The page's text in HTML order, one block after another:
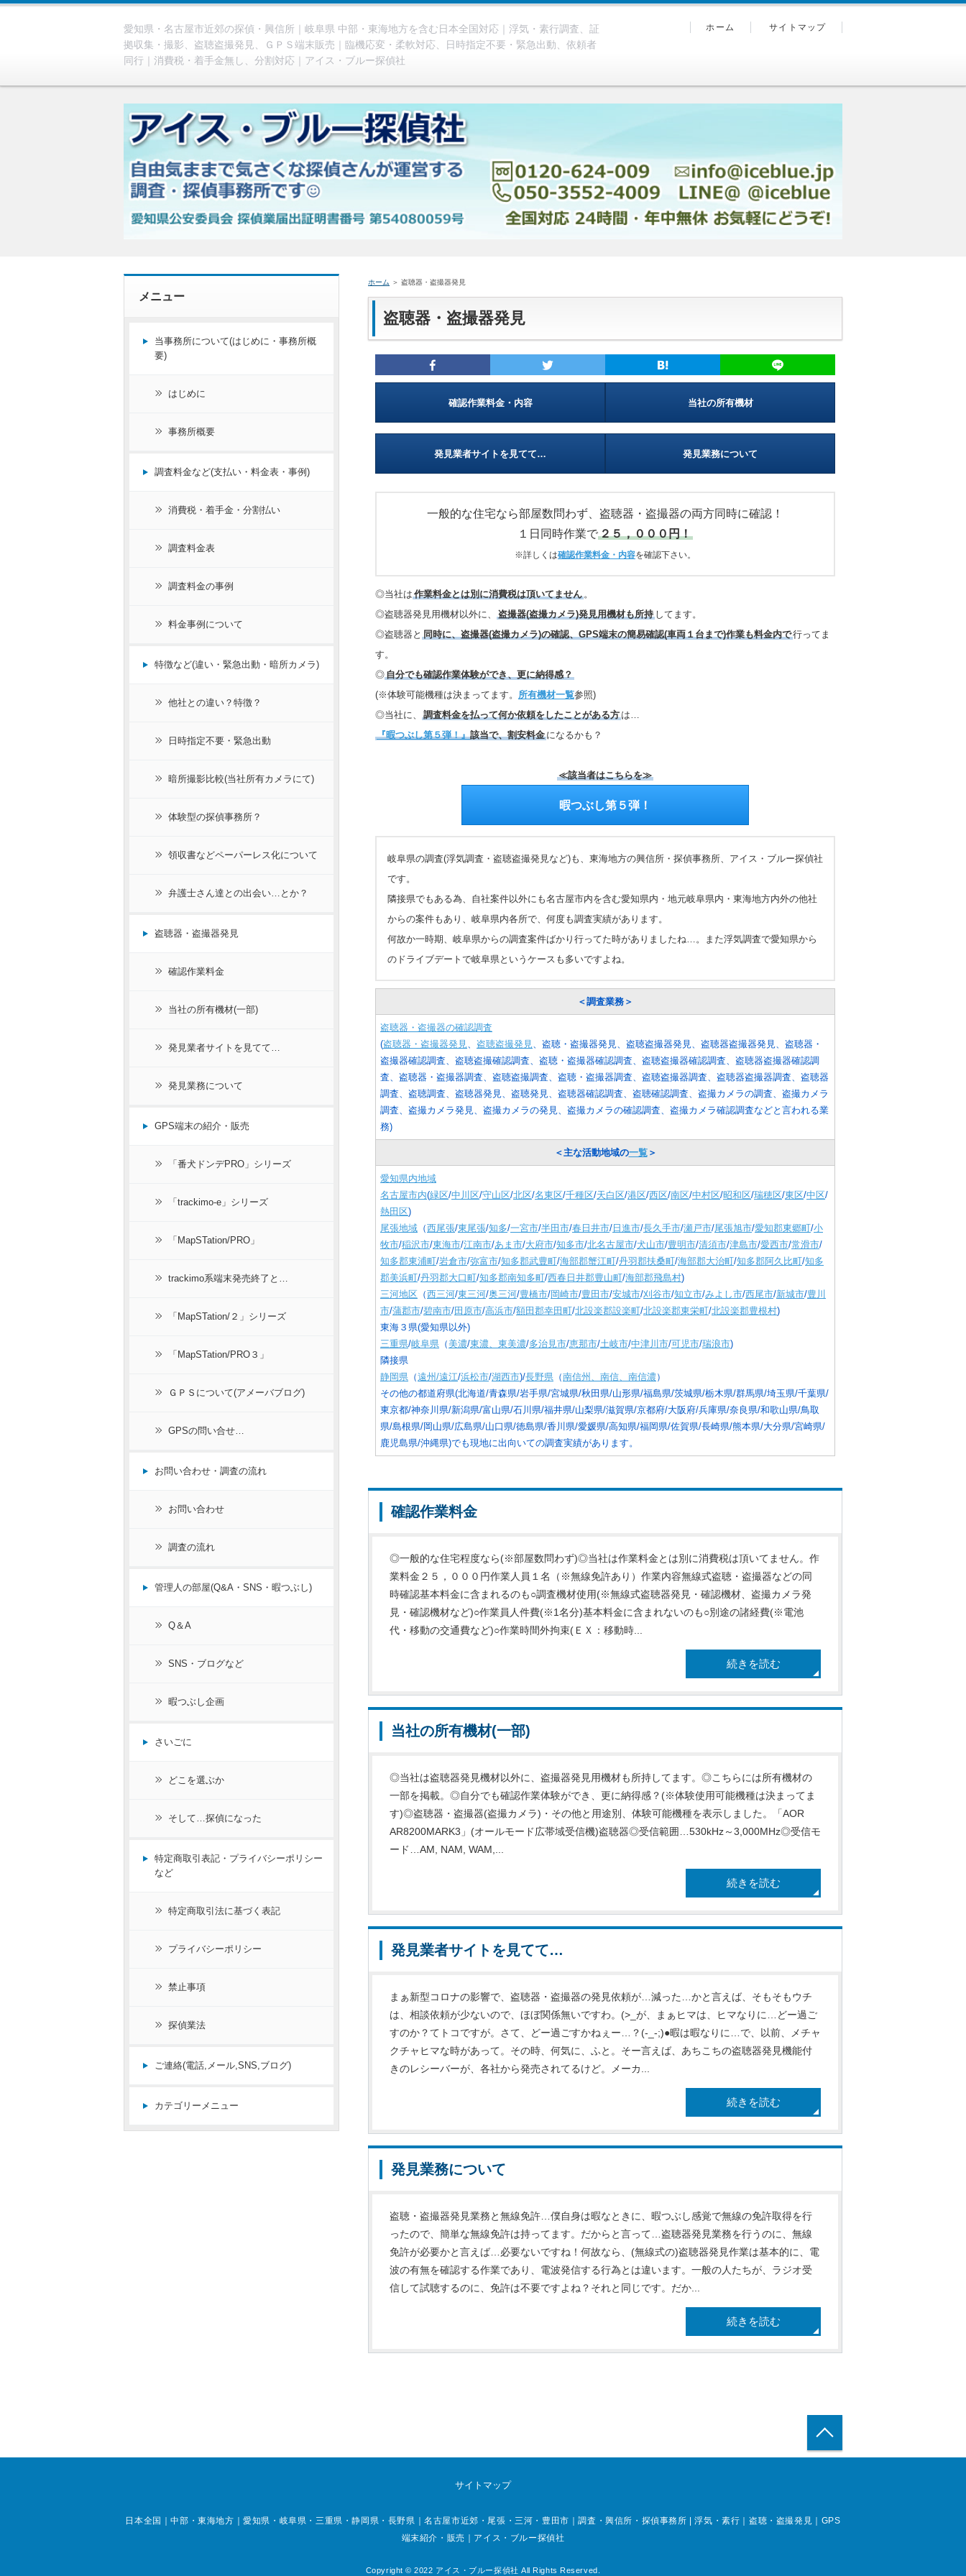
愛知県・名古屋市近郊の探偵・興信所｜岐阜県 中部・東海地方を含む日本全国対応｜浮気・素行調査、証
拠収集・撮影、盗聴盗撮発見、ＧＰＳ端末販売｜臨機応変・柔軟対応、日時指定不要・緊急出動、依頼者
同行｜消費税・着手金無し、分割対応｜アイス・ブルー探偵社
ホーム サイトマップ
ホーム ＞ 盗聴器・盗撮器発見
盗聴器・盗撮器発見
確認作業料金・内容 当社の所有機材
発見業者サイトを見てて… 発見業務について
一般的な住宅なら部屋数問わず、盗聴器・盗撮器の両方同時に確認！
１日同時作業で２５，０００円！
※詳しくは確認作業料金・内容を確認下さい。
◎当社は 作業料金とは別に消費税は頂いてません 。
◎盗聴器発見用機材以外に、
盗撮器(盗撮カメラ)発見用機材も所持 してます。
◎盗聴器と 同時に、盗撮器(盗撮カメラ)の確認、GPS端末の簡易確認(車両１台まで)作業も料金内で行ってま
す。
◎ 自分でも確認作業体験ができ、更に納得感？
(※体験可能機種は決まってます。 所有機材一覧参照)
◎当社に、
調査料金を払って何か依頼をしたことがある方 は…
『暇つぶし第５弾！』該当で、割安料金 になるかも？
≪該当者はこちらを≫
暇つぶし第５弾！
岐阜県の調査(浮気調査・盗聴盗撮発見など)も、東海地方の興信所・探偵事務所、アイス・ブルー探偵社
です。
隣接県でもある為、自社案件以外にも名古屋市内を含む愛知県内・地元岐阜県内・東海地方内外の他社
からの案件もあり、岐阜県内各所で、何度も調査実績があります。
何故か一時期、岐阜県からの調査案件ばかり行ってた時がありましたね…。また浮気調査で愛知県から
のドライブデートで岐阜県というケースも多いですよね。
＜調査業務＞
盗聴器・盗撮器の確認調査
(盗聴器・盗撮器発見 盗聴盗撮発見
、盗聴・盗撮器発見、盗聴盗撮器発見、盗聴器盗撮器発見、盗聴器・
盗撮器確認調査、盗聴盗撮確認調査、盗聴・盗撮器確認調査、盗聴盗撮器確認調査、盗聴器盗撮器確認調
査、盗聴器・盗撮器調査、盗聴盗撮調査、盗聴・盗撮器調査、盗聴盗撮器調査、盗聴器盗撮器調査、盗聴器
調査、盗聴調査、盗聴器発見、盗聴発見、盗聴器確認調査、盗聴確認調査、盗撮カメラの調査、盗撮カメラ
調査、盗撮カメラ発見、盗撮カメラの発見、盗撮カメラの確認調査、盗撮カメラ確認調査などと言われる業
務)
＜主な活動地域の一覧＞
愛知県内地域
名古屋市内(緑区/中川区/守山区/北区/名東区/千種区/天白区/港区/西区/南区/中村区/昭和区/瑞穂区/東区/中区/
熱田区)
尾張地域 （西尾張/東尾張/知多/一宮市/半田市/春日井市/ 日進市/長久手市/瀬戸市/尾張旭市/愛知郡東郷町/小
牧市/稲沢市/東海市/江南市/あま市/大府市/知多市/北名古屋市/犬山市/豊明市/清須市/津島市/愛西市/常滑市/
知多郡東浦町/岩倉市/弥富市/知多郡武豊町/海部郡蟹江町/丹羽郡扶桑町/海部郡大治町/知多郡阿久比町/知多
郡美浜町/丹羽郡大口町/知多郡南知多町/西春日井郡豊山町/海部郡飛島村)
三河地区 （西三河/東三河/奥三河/豊橋市/岡崎市/豊田市/安城市/刈谷市/知立市/みよし市/西尾市/新城市/豊川
市/蒲郡市/碧南市/田原市/高浜市/額田郡幸田町/北設楽郡設楽町/北設楽郡東栄町/北設楽郡豊根村)
東海３県(愛知県以外)
三重県/岐阜県 （美濃/東濃、東美濃/多治見市/恵那市/土岐市/中津川市/可児市/瑞浪市)
隣接県
静岡県 （遠州/遠江/浜松市/湖西市)/長野県 （南信州、南信、南信濃 ）
その他の都道府県(北海道/青森県/岩手県/宮城県/秋田県/山形県/福島県/茨城県/栃木県/群馬県/埼玉県/千葉県/
東京都/神奈川県/新潟県/富山県/石川県/福井県/山梨県/滋賀県/京都府/大阪府/兵庫県/奈良県/和歌山県/鳥取
県/島根県/岡山県/広島県/山口県/徳島県/香川県/愛媛県/高知県/福岡県/佐賀県/長崎県/熊本県/大分県/宮崎県/
鹿児島県/沖縄県)でも現地に出向いての調査実績があります。
確認作業料金
◎一般的な住宅程度なら(※部屋数問わず)◎当社は作業料金とは別に消費税は頂いてません。作
業料金２５，０００円作業人員１名（※無線免許あり）作業内容無線式盗聴・盗撮器などの同
時確認基本料金に含まれるのも○調査機材使用(※無線式盗聴器発見・確認機材、盗撮カメラ発
見・確認機材など)○作業員人件費(※1名分)基本料金に含まれないのも○別途の諸経費(※電池
代・移動の交通費など)○作業時間外拘束(ＥＸ：移動時...
続きを読む
当社の所有機材(一部)
◎当社は盗聴器発見機材以外に、盗撮器発見用機材も所持してます。◎こちらには所有機材の
一部を掲載。◎自分でも確認作業体験ができ、更に納得感？(※体験使用可能機種は決まってま
す)◎盗聴器・盗撮器(盗撮カメラ)・その他と用途別、体験可能機種を表示しました。「AOR
AR8200MARK3」(オールモード広帯域受信機)盗聴器◎受信範囲…530kHz～3,000MHz◎受信モ
ード…AM, NAM, WAM,...
続きを読む
発見業者サイトを見てて…
まぁ新型コロナの影響で、盗聴器・盗撮器の発見依頼が…減った…かと言えば、そもそもウチ
は、相談依頼が少ないので、ほぼ関係無いですわ。(>_が、まぁヒマは、ヒマなりに…どー過ご
すのか？てトコですが。さて、どー過ごすかねぇー…？(-_-;)●暇は暇なりに…で、以前、メチャ
クチャヒマな時があって。その時、何気に、ふと。そー言えば、あちこちの盗聴器発見機能付
きのレシーバーが、各社から発売されてるけど。メーカ...
続きを読む
発見業務について
盗聴・盗撮器発見業務と無線免許…僕自身は暇なときに、暇つぶし感覚で無線の免許取得を行
ったので、簡単な無線免許は持ってます。だからと言って…盗聴器発見業務を行うのに、無線
免許が必要かと言えば…必要ないですね！何故なら、(無線式の)盗聴器発見作業は基本的に、電
波の有無を確認する作業であり、電波発信する行為とは違います。一般の人たちが、ラジオ受
信して試聴するのに、免許は不要ですよね？それと同じです。だか...
続きを読む
メニュー
当事務所について(はじめに・事務所概
要)
はじめに
事務所概要
調査料金など(支払い・料金表・事例)
消費税・着手金・分割払い
調査料金表
調査料金の事例
料金事例について
特徴など(違い・緊急出動・暗所カメラ)
他社との違い？特徴？
日時指定不要・緊急出動
暗所撮影比較(当社所有カメラにて)
体験型の探偵事務所？
領収書などペーパーレス化について
弁護士さん達との出会い…とか？
盗聴器・盗撮器発見
確認作業料金
当社の所有機材(一部)
発見業者サイトを見てて…
発見業務について
GPS端末の紹介・販売
「番犬ドンデPRO」シリーズ
「trackimo-e」シリーズ
「MapSTation/PRO」
trackimo系端末発売終了と…
「MapSTation/２」シリーズ
「MapSTation/PRO３」
ＧＰＳについて(アメーバブログ)
GPSの問い合せ…
お問い合わせ・調査の流れ
お問い合わせ
調査の流れ
管理人の部屋(Q&A・SNS・暇つぶし)
Q＆A
SNS・ブログなど
暇つぶし企画
さいごに
どこを選ぶか
そして…探偵になった
特定商取引表記・プライバシーポリシー
など
特定商取引法に基づく表記
プライバシーポリシー
禁止事項
探偵業法
ご連絡(電話,メール,SNS,ブログ)
カテゴリーメニュー
サイトマップ
日本全国｜中部・東海地方｜愛知県・岐阜県・三重県・静岡県・長野県｜名古屋市近郊・尾張・三河・豊田市｜調査・興信所・探偵事務所 | 浮気・素行｜盗聴・盗撮発見｜GPS
端末紹介・販売｜アイス・ブルー探偵社
Copyright © 2022 アイス・ブルー探偵社 All Rights Reserved.